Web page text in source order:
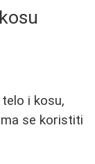
i kosu,
se koristiti